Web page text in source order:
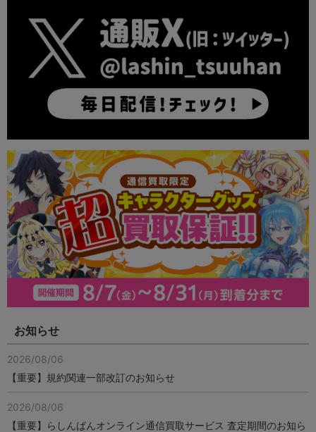
お知らせ
2026/08/06
【重要】規約関連一部改訂のお知らせ
2026/08/06
【重要】らしんばんオンライン通信買取サービス 査定期間のお知ら